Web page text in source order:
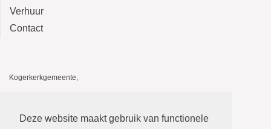
Deze website maakt gebruik van functionele
Verhuur
Contact
Kogerkerkgemeente,
De Stolp, Kerkstraat 12, 1541 HA Koog aan de Zaan